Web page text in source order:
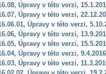
Úpravy v této verzi,
Úpravy v této verzi,
Úpravy v této verzi,
Úpravy v této verzi,
Úpravy v této verzi,
Úpravy v této verzi, 9.4.2016
Úpravy v této verzi,